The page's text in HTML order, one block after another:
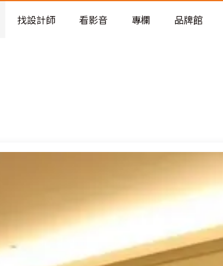
老屋預算分配與高 CP 值煥新術
找設計師 看影音 專欄 品牌館